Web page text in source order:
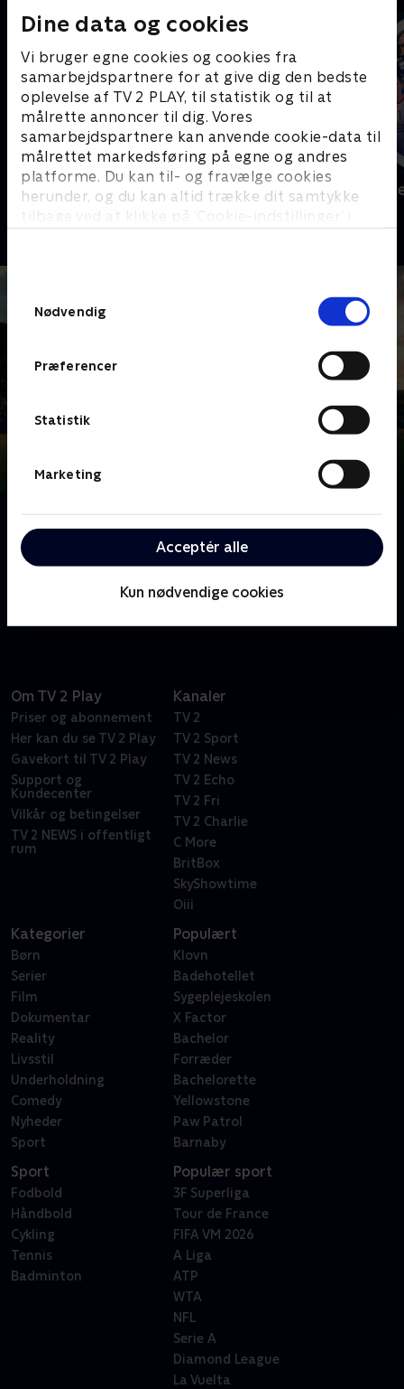
Dine data og cookies
Vi bruger egne cookies og cookies fra
samarbejdspartnere for at give dig den bedste
oplevelse af TV 2 PLAY, til statistik og til at
målrette annoncer til dig. Vores
samarbejdspartnere kan anvende cookie-data til
målrettet markedsføring på egne og andres
platforme. Du kan til- og fravælge cookies
herunder, og du kan altid trække dit samtykke
tilbage ved at klikke på ’Cookie-indstillinger’ i
Nødvendig
Præferencer
Statistik
Marketing
Acceptér alle
Kun nødvendige cookies
Sport Fokus
Sport
A-Liga samler Danmarks bedste kvindehold i
kampen om ære og mesterskab. Forvent masser af
tempo, teknik og passion, når de kompromisløse
Om TV 2 Play
Priser og abonnement
Her kan du se TV 2 Play
Gavekort til TV 2 Play
Support og
Kundecenter
Vilkår og betingelser
TV 2 NEWS i offentligt
rum
Kanaler
TV 2
TV 2 Sport
TV 2 News
TV 2 Echo
TV 2 Fri
TV 2 Charlie
C More
BritBox
SkyShowtime
Oiii
Kategorier
Børn
Serier
Film
Dokumentar
Reality
Livsstil
Underholdning
Comedy
Nyheder
Sport
Populært
Klovn
Badehotellet
Sygeplejeskolen
X Factor
Bachelor
Forræder
Bachelorette
Yellowstone
Paw Patrol
Barnaby
Sport
Fodbold
Håndbold
Cykling
Tennis
Badminton
Populær sport
3F Superliga
Tour de France
FIFA VM 2026
A Liga
ATP
WTA
NFL
Serie A
Diamond League
La Vuelta